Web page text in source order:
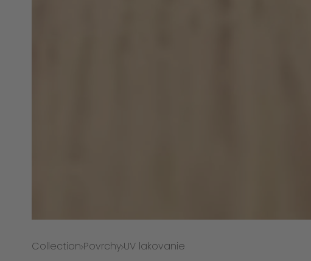
Collection Povrchy UV lakovanie